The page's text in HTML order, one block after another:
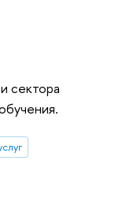
сектора